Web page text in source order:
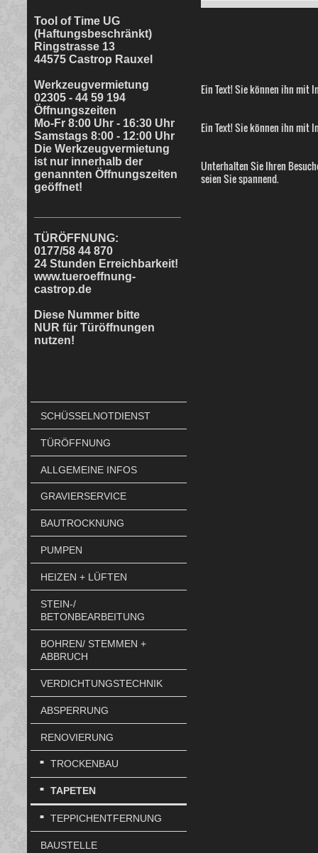
Tool of Time UG
(Haftungsbeschränkt)
Ringstrasse 13
44575 Castrop Rauxel
Werkzeugvermietung
02305 - 44 59 194
Öffnungszeiten
Mo-Fr 8:00 Uhr - 16:30 Uhr
Samstags 8:00 - 12:00 Uhr
Die Werkzeugvermietung
ist nur innerhalb der
genannten Öffnungszeiten
geöffnet!
TÜRÖFFNUNG:
0177/58 44 870
24 Stunden Erreichbarkeit!
www.tueroeffnung-
castrop.de
Diese Nummer bitte
NUR für Türöffnungen
nutzen!
SCHÜSSELNOTDIENST
TÜRÖFFNUNG
ALLGEMEINE INFOS
GRAVIERSERVICE
BAUTROCKNUNG
PUMPEN
HEIZEN + LÜFTEN
STEIN-/
BETONBEARBEITUNG
BOHREN/ STEMMEN +
ABBRUCH
VERDICHTUNGSTECHNIK
ABSPERRUNG
RENOVIERUNG
TROCKENBAU
TAPETEN
TEPPICHENTFERNUNG
BAUSTELLE
Ein Text! Sie können ihn mit
Ein Text! Sie können ihn mit
Unterhalten Sie Ihren
seien Sie spannend.